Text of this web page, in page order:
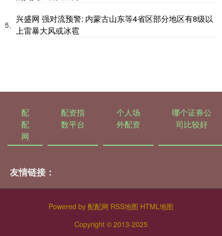
5、
兴盛网 强对流预警: 内蒙古山东等4省区部分地区有8级以
上雷暴大风或冰雹
配
配
网
配资指
数平台
个人场
外配资
哪个证券公
司比较好
友情链接：
Powered by 配配网 RSS地图 HTML地图
Copyright © 2013-2025